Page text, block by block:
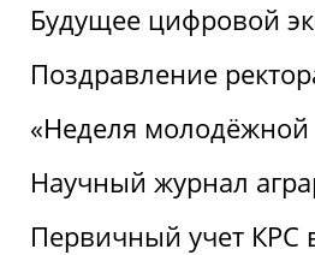
Будущее цифровой
Поздравление
«Неделя молодёжной
Научный журнал
Первичный учет КРС